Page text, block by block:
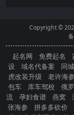
Copyright ©
起名网 免费起名
设
域名代备案 同
虎改装升级
老许海参
包车
库车驾校 俄
流
孕妇食谱 燕窝
张海参
拼多多砍价